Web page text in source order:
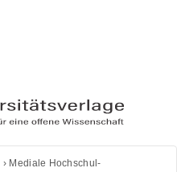
› Mediale Hochschul-